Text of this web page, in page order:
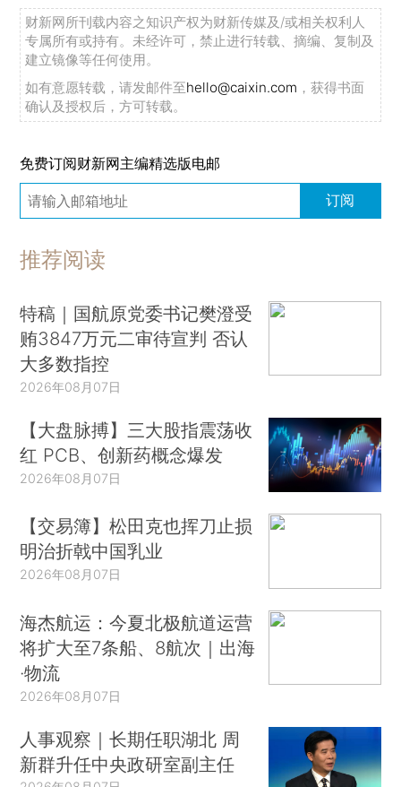
财新网所刊载内容之知识产权为财新传媒及/或相关权利人
专属所有或持有。未经许可，禁止进行转载、摘编、复制及
建立镜像等任何使用。
如有意愿转载，请发邮件至hello@caixin.com ，获得书面
确认及授权后，方可转载。
免费订阅财新网主编精选版电邮
订阅
推荐阅读
特稿｜国航原党委书记樊澄受
贿3847万元二审待宣判 否认
大多数指控
2026年08月07日
【大盘脉搏】三大股指震荡收
红 PCB、创新药概念爆发
2026年08月07日
【交易簿】松田克也挥刀止损
明治折戟中国乳业
2026年08月07日
海杰航运：今夏北极航道运营
将扩大至7条船、8航次｜出海
·物流
2026年08月07日
人事观察｜长期任职湖北 周
新群升任中央政研室副主任